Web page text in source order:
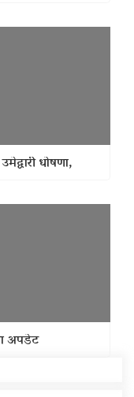
उमेद्वारी धोषणा,
अपडेट